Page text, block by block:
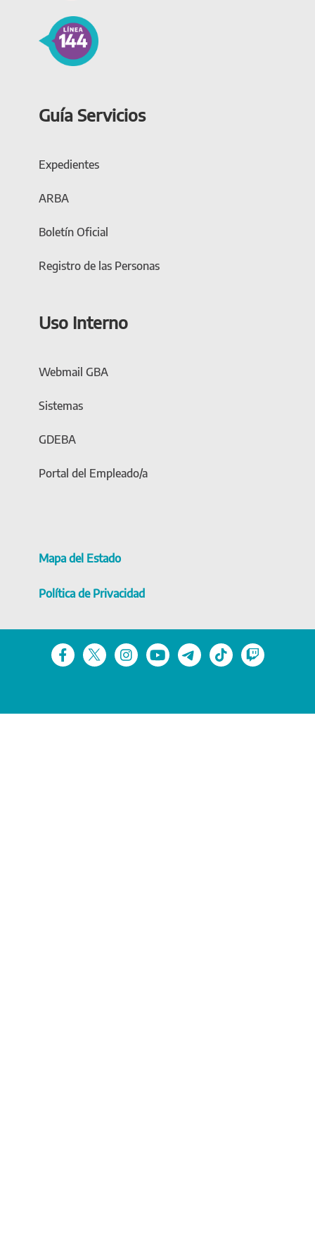
Guía Servicios
Expedientes
ARBA
Boletín Oficial
Registro de las Personas
Uso Interno
Webmail GBA
Sistemas
GDEBA
Portal del Empleado/a
Mapa del Estado
Política de Privacidad